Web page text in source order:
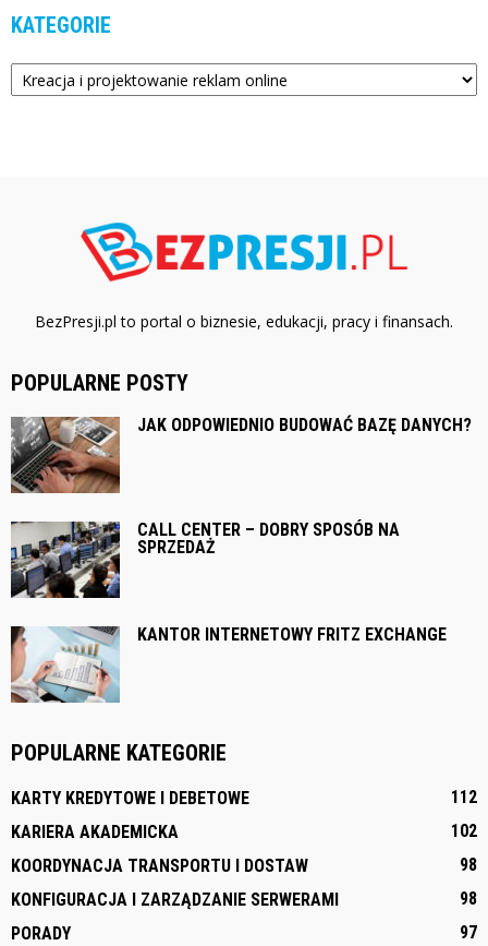
KATEGORIE
Kategorie
BezPresji.pl to portal o biznesie, edukacji, pracy i finansach.
POPULARNE POSTY
JAK ODPOWIEDNIO BUDOWAĆ BAZĘ DANYCH?
CALL CENTER – DOBRY SPOSÓB NA
SPRZEDAŻ
KANTOR INTERNETOWY FRITZ EXCHANGE
POPULARNE KATEGORIE
KARTY KREDYTOWE I DEBETOWE
112
KARIERA AKADEMICKA
102
KOORDYNACJA TRANSPORTU I DOSTAW
98
KONFIGURACJA I ZARZĄDZANIE SERWERAMI
98
PORADY
97